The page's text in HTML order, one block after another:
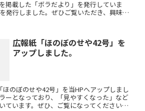
掲載した「ボラだより」を発行していま
発行しました。ぜひご覧いただき、興味の
広報紙「ほのぼのせや42号」を
アップしました。
のぼのせや42号」を当HPへアップしまし
ーとなっており、「見やすくなった」など
ています。ぜひ、ご覧になってください。